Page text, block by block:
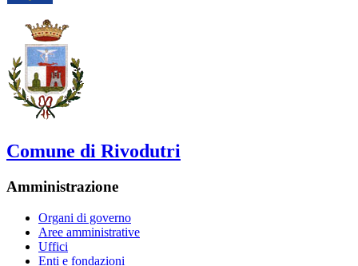
Comune di Rivodutri
Amministrazione
Organi di governo
Aree amministrative
Uffici
Enti e fondazioni